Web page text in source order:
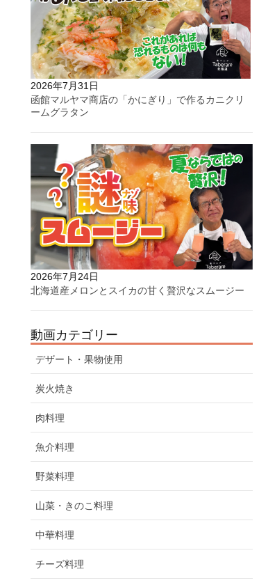
2026年7月31日
函館マルヤマ商店の「かにぎり」で作るカニクリ
ームグラタン
2026年7月24日
北海道産メロンとスイカの甘く贅沢なスムージー
動画カテゴリー
デザート・果物使用
炭火焼き
肉料理
魚介料理
野菜料理
山菜・きのこ料理
中華料理
チーズ料理